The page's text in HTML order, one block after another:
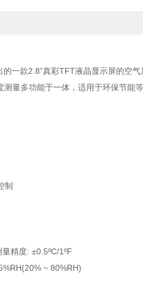
的一款2.8”真彩TFT液晶显示屏的空
量多功能于一体，适用于环保节能
制
精度: ±0.5ºC/1ºF
~ 80%RH)